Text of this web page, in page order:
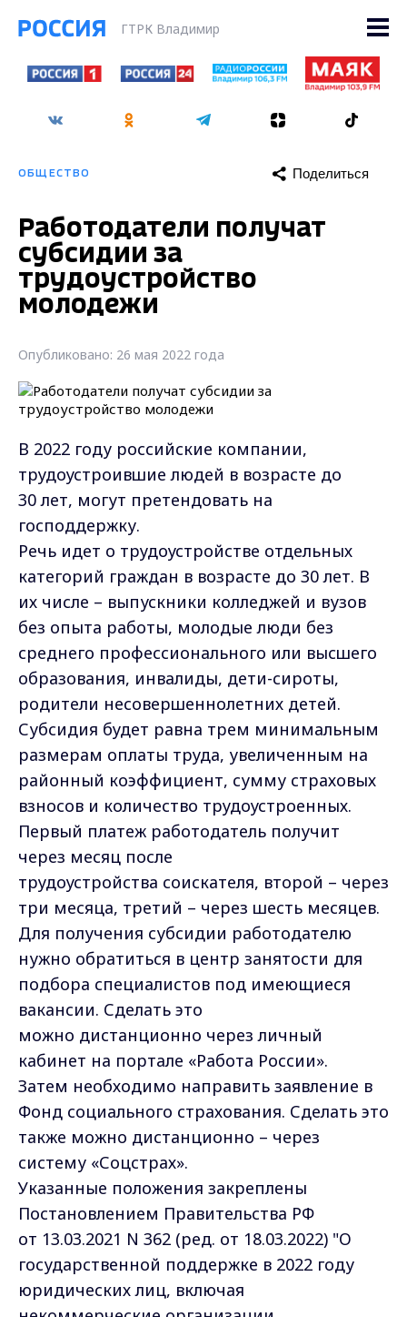
ГТРК Владимир
ОБЩЕСТВО Поделиться
Работодатели получат
субсидии за
трудоустройство
молодежи
Опубликовано: 26 мая 2022 года
В 2022 году российские компании,
трудоустроившие людей в возрасте до
30 лет, могут претендовать на
господдержку.
Речь идет о трудоустройстве отдельных
категорий граждан в возрасте до 30 лет. В
их числе – выпускники колледжей и вузов
без опыта работы, молодые люди без
среднего профессионального или высшего
образования, инвалиды, дети-сироты,
родители несовершеннолетних детей.
Субсидия будет равна трем минимальным
размерам оплаты труда, увеличенным на
районный коэффициент, сумму страховых
взносов и количество трудоустроенных.
Первый платеж работодатель получит
через месяц после
трудоустройства соискателя, второй – через
три месяца, третий – через шесть месяцев.
Для получения субсидии работодателю
нужно обратиться в центр занятости для
подбора специалистов под имеющиеся
вакансии. Сделать это
можно дистанционно через личный
кабинет на портале «Работа России».
Затем необходимо направить заявление в
Фонд социального страхования. Сделать это
также можно дистанционно – через
систему «Соцстрах».
Указанные положения закреплены
Постановлением Правительства РФ
от 13.03.2021 N 362 (ред. от 18.03.2022) "О
государственной поддержке в 2022 году
юридических лиц, включая